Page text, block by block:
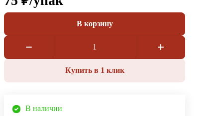
В корзину
Купить в 1 клик
В наличии